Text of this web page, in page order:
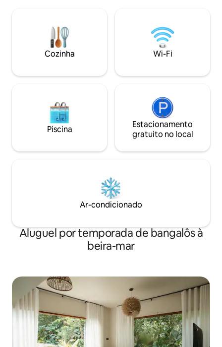
serviço sob demanda para tarefas
pequenas ou individuais. Mais adequado
para hóspedes descontraídos e
independentes. Não é adequado para
hotel.
Cozinha Wi-Fi
Piscina
Estacionamento
gratuito no local
Ar-condicionado
Aluguel por temporada de bangalôs à
beira-mar